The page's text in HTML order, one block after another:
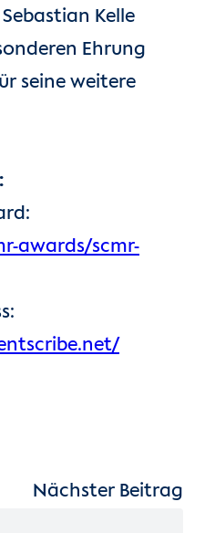
Kelle
Ehrung
seine weitere
awards/scmr-
Nächster Beitrag